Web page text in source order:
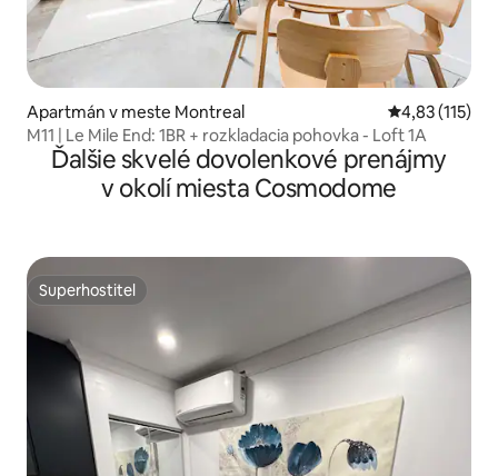
Apartmán v meste Montreal Priemerné
4,83 (115)
M11 | Le Mile End: 1BR + rozkladacia pohovka - Loft 1A
Ďalšie skvelé dovolenkové prenájmy
v okolí miesta Cosmodome
Superhostiteľ
Superhostiteľ